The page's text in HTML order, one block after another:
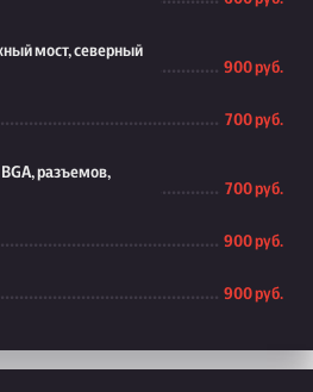
мост, северный
900 руб.
700 руб.
разъемов,
700 руб.
900 руб.
900 руб.